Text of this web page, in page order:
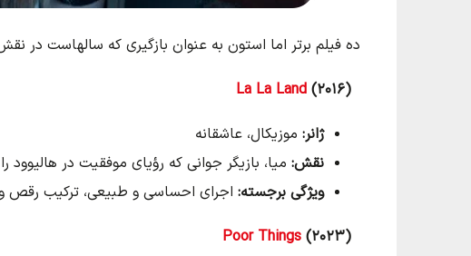
ده فیلم برتر اما استون به عنوان بازگیری که سالهاست در
La La Land (۲۰۱۶)
ژانر: موزیکال، عاشقانه
نقش: میا، بازیگر جوانی که رؤیای موفقیت در هالیوود
ویژگی برجسته: اجرای احساسی و طبیعی، ترکیب رقص و
Poor Things (۲۰۲۳)